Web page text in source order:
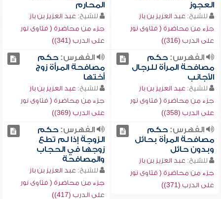
العجوز
للشيخ: عبد العزيز بن باز
جزء من محاضرة ( فتاوى نور
على الدرب (316))
المحارم
للشيخ: عبد العزيز بن باز
جزء من محاضرة ( فتاوى نور
على الدرب (341))
الفهرس:حكم
مصافحة المرأة للرجال
الأجانب
للشيخ: عبد العزيز بن باز
جزء من محاضرة ( فتاوى نور
على الدرب (358))
الفهرس:حكم
مصافحة المرأة زوج
أختها
للشيخ: عبد العزيز بن باز
جزء من محاضرة ( فتاوى نور
على الدرب (369))
الفهرس:حكم
مصافحة المرأة بحائل
وبدون حائل
للشيخ: عبد العزيز بن باز
جزء من محاضرة ( فتاوى نور
على الدرب (371))
الفهرس:حكم
الزوجة إذا لم تطع
زوجها في الحجاب
والمصافحة
للشيخ: عبد العزيز بن باز
جزء من محاضرة ( فتاوى نور
على الدرب (417))